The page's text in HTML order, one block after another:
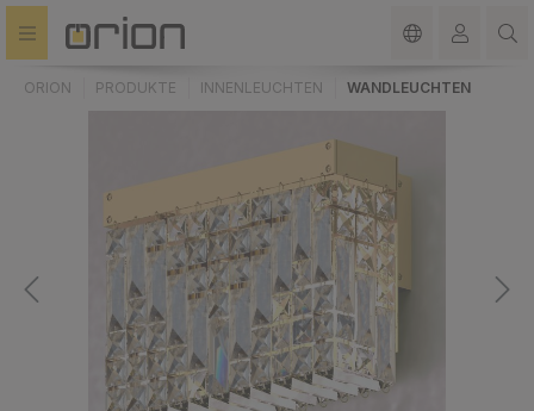
springen
ORION PRODUKTE INNENLEUCHTEN WANDLEUCHTEN